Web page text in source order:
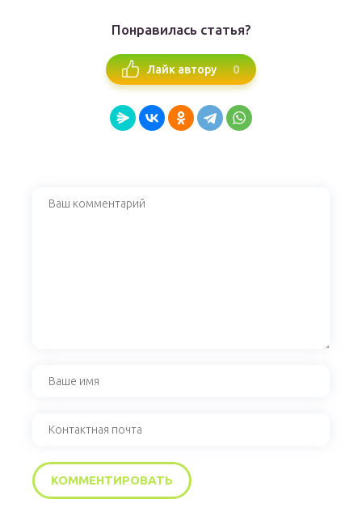
Понравилась статья?
Лайк автору 0